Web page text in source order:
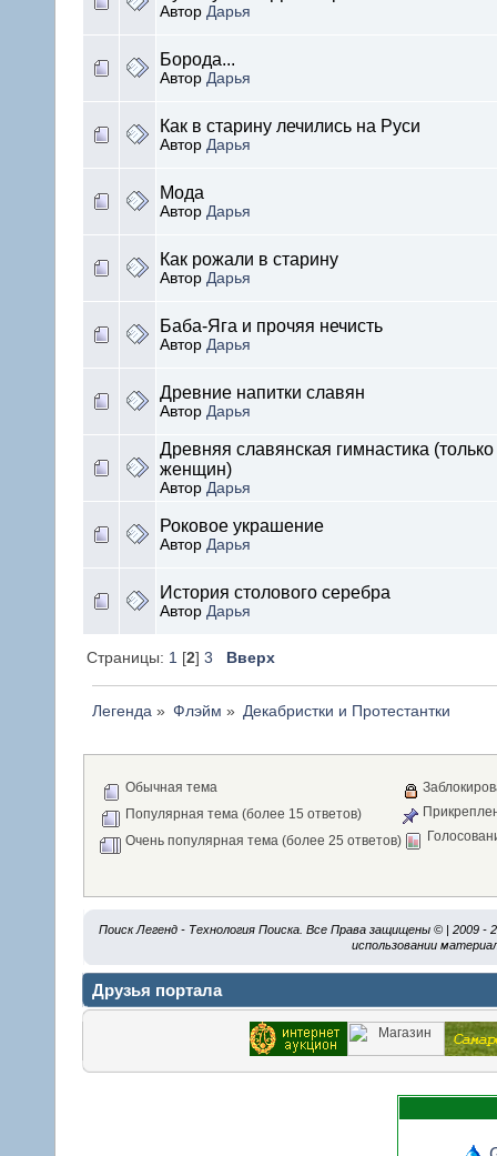
Автор Дарья
Борода...
Автор Дарья
Как в старину лечились на Руси
Автор Дарья
Мода
Автор Дарья
Как рожали в старину
Автор Дарья
Баба-Яга и прочяя нечисть
Автор Дарья
Древние напитки славян
Автор Дарья
Древняя славянская гимнастика
женщин)
Автор Дарья
Роковое украшение
Автор Дарья
История столового серебра
Автор Дарья
Страницы: 1 [2] 3 Вверх
Легенда » Флэйм » Декабристки и Протестантки
Обычная тема
Популярная тема (более 15 ответов)
Очень популярная тема (более 25 ответов)
Поиск Легенд - Технология Поиска. Все Права защищены © | 2009 -
использовании
Друзья портала